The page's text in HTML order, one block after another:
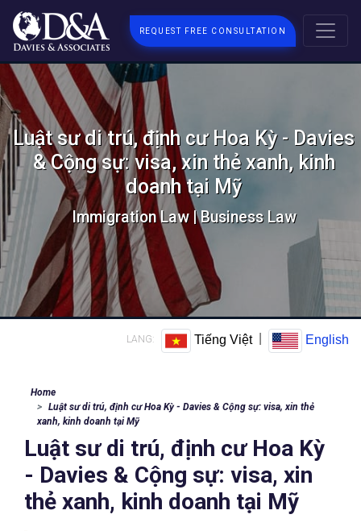
REQUEST FREE CONSULTATION
Luật sư di trú, định cư Hoa Kỳ - Davies
& Cộng sự: visa, xin thẻ xanh, kinh
doanh tại Mỹ
Immigration Law | Business Law
English
Tiếng Việt
LANG:
Home
Luật sư di trú, định cư Hoa Kỳ - Davies & Cộng sự: visa, xin thẻ
xanh, kinh doanh tại Mỹ
Luật sư di trú, định cư Hoa Kỳ
- Davies & Cộng sự: visa, xin
thẻ xanh, kinh doanh tại Mỹ